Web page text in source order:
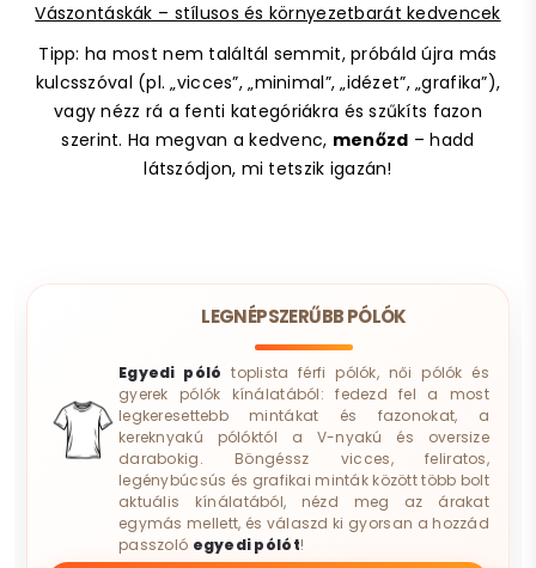
Vászontáskák – stílusos és környezetbarát kedvencek
Tipp: ha most nem találtál semmit, próbáld újra más
kulcsszóval (pl. „vicces”, „minimal”, „idézet”, „grafika”),
vagy nézz rá a fenti kategóriákra és szűkíts fazon
szerint. Ha megvan a kedvenc, menőzd – hadd
látszódjon, mi tetszik igazán!
LEGNÉPSZERŰBB PÓLÓK
Egyedi póló toplista férfi pólók, női pólók és
gyerek pólók kínálatából: fedezd fel a most
legkeresettebb mintákat és fazonokat, a
kereknyakú pólóktól a V-nyakú és oversize
darabokig. Böngéssz vicces, feliratos,
legénybúcsús és grafikai minták között több bolt
aktuális kínálatából, nézd meg az árakat
egymás mellett, és válaszd ki gyorsan a hozzád
passzoló egyedi pólót!